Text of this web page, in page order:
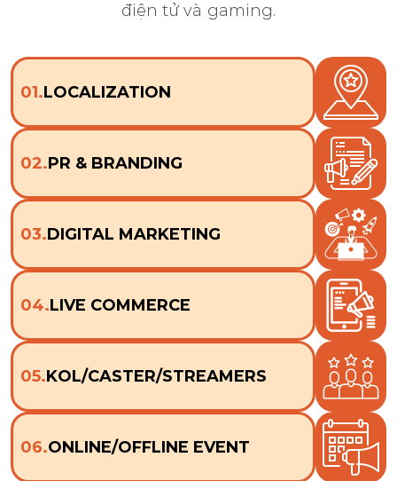
điện tử và gaming.
01.LOCALIZATION
02.PR & BRANDING
03.DIGITAL MARKETING
04.LIVE COMMERCE
05.KOL/CASTER/STREAMERS
06.ONLINE/OFFLINE EVENT